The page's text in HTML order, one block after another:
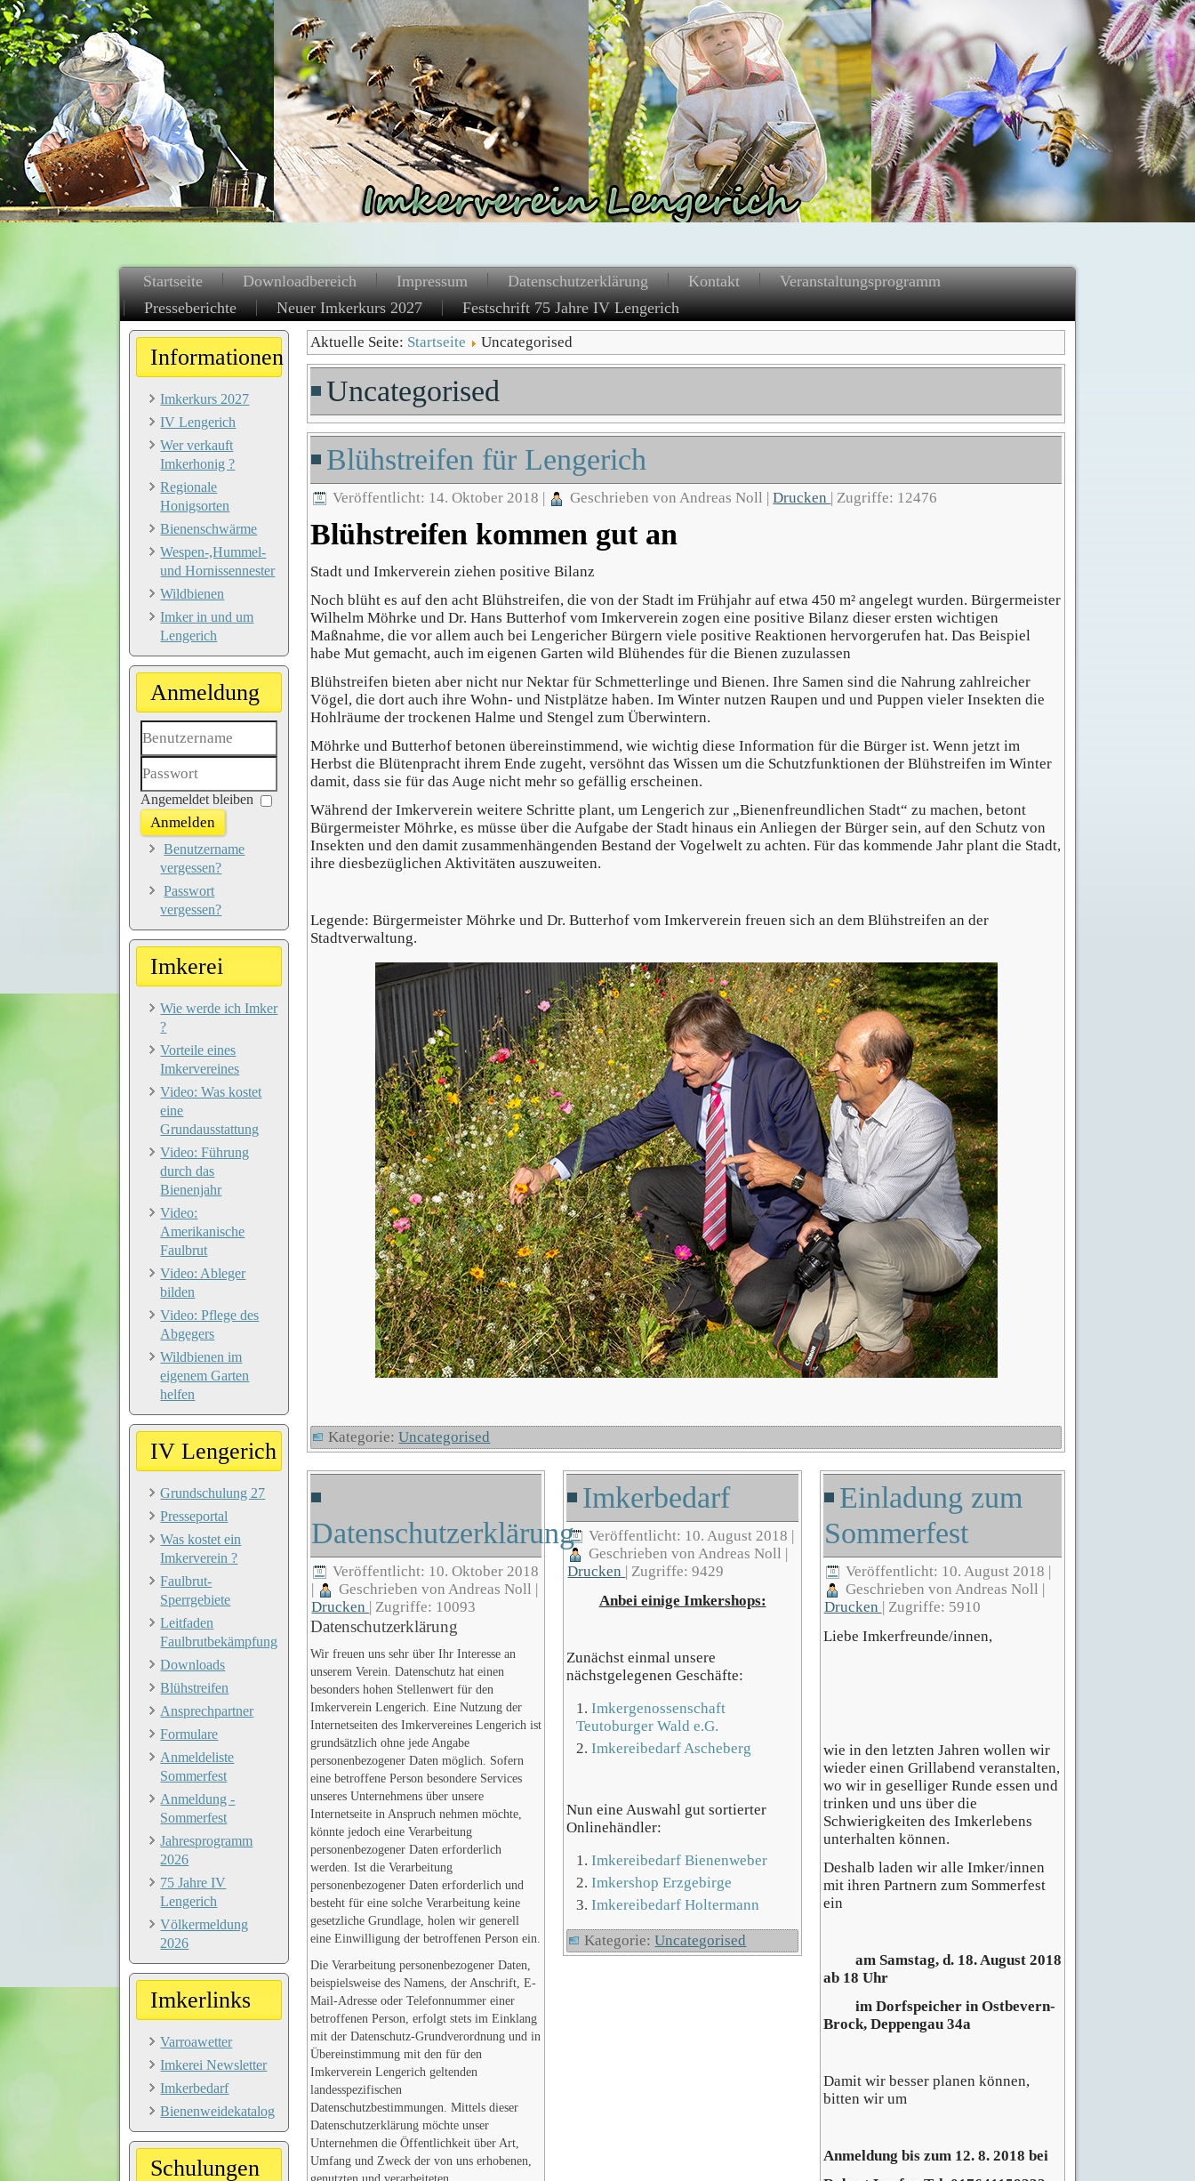
Startseite Downloadbereich Impressum Datenschutzerklärung Kontakt
Veranstaltungsprogramm
Presseberichte
Neuer Imkerkurs 2027 Festschrift 75 Jahre IV Lengerich
Informationen
Imkerkurs 2027
IV Lengerich
Wer verkauft
Imkerhonig ?
Regionale
Honigsorten
Bienenschwärme
Wespen-,Hummel-
und Hornissennester
Wildbienen
Imker in und um
Lengerich
Anmeldung
Passwort
Angemeldet bleiben
Anmelden
Benutzername
vergessen?
Passwort
vergessen?
Imkerei
Wie werde ich Imker
?
Vorteile eines
Imkervereines
Video: Was kostet
eine
Grundausstattung
Video: Führung
durch das
Bienenjahr
Video:
Amerikanische
Faulbrut
Video: Ableger
bilden
Video: Pflege des
Abgegers
Wildbienen im
eigenem Garten
helfen
IV Lengerich
Grundschulung 27
Presseportal
Was kostet ein
Imkerverein ?
Faulbrut-
Sperrgebiete
Leitfaden
Faulbrutbekämpfung
Downloads
Blühstreifen
Ansprechpartner
Formulare
Anmeldeliste
Sommerfest
Anmeldung -
Sommerfest
Jahresprogramm
2026
75 Jahre IV
Lengerich
Völkermeldung
2026
Imkerlinks
Varroawetter
Imkerei Newsletter
Imkerbedarf
Bienenweidekatalog
Schulungen
Aktuelle Seite: Startseite Uncategorised
Uncategorised
Blühstreifen für Lengerich
Veröffentlicht: 14. Oktober 2018 | Geschrieben von Andreas Noll |Drucken | Zugriffe: 12476
Blühstreifen kommen gut an
Stadt und Imkerverein ziehen positive Bilanz
Noch blüht es auf den acht Blühstreifen, die von der Stadt im Frühjahr auf etwa 450 m² angelegt wurden. Bürgermeister
Wilhelm Möhrke und Dr. Hans Butterhof vom Imkerverein zogen eine positive Bilanz dieser ersten wichtigen
Maßnahme, die vor allem auch bei Lengericher Bürgern viele positive Reaktionen hervorgerufen hat. Das Beispiel
habe Mut gemacht, auch im eigenen Garten wild Blühendes für die Bienen zuzulassen
Blühstreifen bieten aber nicht nur Nektar für Schmetterlinge und Bienen. Ihre Samen sind dieNahrungzahlreicher
Vögel, die dort auch ihreWohn- und Nistplätze haben. Im Winter nutzen Raupen und und Puppen vieler Insekten die
Hohlräume der trockenen Halme und Stengel zumÜberwintern.
Möhrke und Butterhof betonen übereinstimmend, wie wichtig diese Information für die Bürger ist. Wenn jetzt im
Herbst die Blütenpracht ihrem Ende zugeht, versöhnt das Wissen um die Schutzfunktionen der Blühstreifen im Winter
damit, dass sie für das Auge nicht mehr so gefällig erscheinen.
Während der Imkerverein weitere Schritte plant, um Lengerich zur „Bienenfreundlichen Stadt“ zu machen, betont
Bürgermeister Möhrke, es müsse über die Aufgabe der Stadt hinaus ein Anliegen der Bürger sein, auf den Schutz von
Insekten und den damit zusammenhängenden Bestand der Vogelwelt zu achten. Für das kommende Jahr plant die Stadt,
ihre diesbezüglichen Aktivitäten auszuweiten.
Legende: Bürgermeister Möhrke und Dr. Butterhof vom Imkerverein freuen sich an dem Blühstreifen an der
Stadtverwaltung.
Kategorie:Uncategorised
Datenschutzerklärung
Veröffentlicht: 10. Oktober 2018
Geschrieben von Andreas Noll
Drucken
Zugriffe: 10093
Datenschutzerklärung
Wir freuen uns sehr über Ihr Interesse an
unserem Verein. Datenschutz hat einen
besonders hohen Stellenwert für den
Imkerverein Lengerich. Eine Nutzung der
Internetseiten des Imkervereines Lengerich ist
grundsätzlich ohne jede Angabe
personenbezogener Daten möglich. Sofern
eine betroffene Person besondere Services
unseres Unternehmens über unsere
Internetseite in Anspruch nehmen möchte,
könnte jedoch eine Verarbeitung
personenbezogener Daten erforderlich
werden. Ist die Verarbeitung
personenbezogener Daten erforderlich und
besteht für eine solche Verarbeitung keine
gesetzliche Grundlage, holen wir generell
eine Einwilligung der betroffenen Person ein.
Die Verarbeitung personenbezogener Daten,
beispielsweise des Namens, der Anschrift, E-
Mail-Adresse oder Telefonnummer einer
betroffenen Person, erfolgt stets im Einklang
mit der Datenschutz-Grundverordnung und in
Übereinstimmung mit den für den
Imkerverein Lengerich geltenden
landesspezifischen
Datenschutzbestimmungen. Mittels dieser
Datenschutzerklärung möchte unser
Unternehmen die Öffentlichkeit über Art,
Umfang und Zweck der von uns erhobenen,
Imkerbedarf
Veröffentlicht: 10. August 2018 |
Geschrieben von Andreas Noll
Drucken
Zugriffe: 9429
Anbei einige Imkershops:
Zunächst einmal unsere
nächstgelegenen Geschäfte:
Imkergenossenschaft
Teutoburger Wald e.G.
Imkereibedarf Ascheberg
Nun eine Auswahl gut sortierter
Onlinehändler:
Imkereibedarf Bienenweber
Imkershop Erzgebirge
Imkereibedarf Holtermann
Kategorie:Uncategorised
Einladung zum
Sommerfest
Veröffentlicht: 10. August 2018 |
Geschrieben von Andreas Noll
Drucken
Zugriffe: 5910
Liebe Imkerfreunde/innen,
wie in den letzten Jahren wollen wir
wieder einen Grillabend veranstalten,
wo wir in geselliger Runde essen und
trinken und uns über die
Schwierigkeiten des Imkerlebens
unterhalten können.
Deshalb laden wir alle Imker/innen
mit ihren Partnern zum Sommerfest
ein
am Samstag, d. 18. August 2018
ab 18 Uhr
im Dorfspeicher in Ostbevern-
Brock, Deppengau 34a
Damit wir besser planen können,
bitten wir um
Anmeldung bis zum 12. 8. 2018 bei